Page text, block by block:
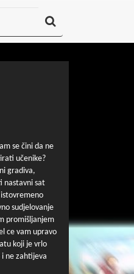
se čini da ne
učenike?
gradiva,
nastavni sat
sudjelovanje
promišljanjem
ce vam upravo
koji je vrlo
ne zahtijeva